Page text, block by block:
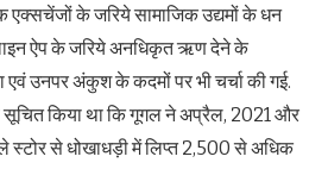
एक्सचेंजों के जरिये सामाजिक उद्यमों के धन
ऐप के जरिये अनधिकृत ऋण देने के
एवं उनपर अंकुश के कदमों पर भी चर्चा की गई.
किया था कि गूगल ने अप्रैल, 2021 और
स्टोर से धोखाधड़ी में लिप्त 2,500 से अधिक